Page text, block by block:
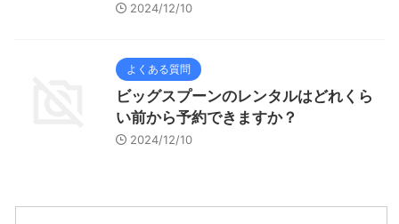
2024/12/10
よくある質問
ビッグスプーンのレンタルはどれくら
い前から予約できますか？
2024/12/10